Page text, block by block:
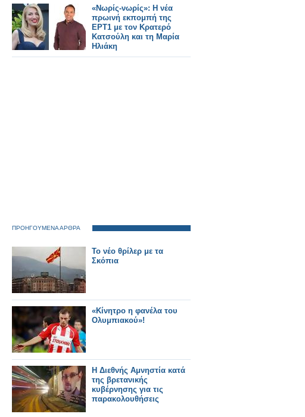
«Νωρίς-νωρίς»: Η νέα
πρωινή εκπομπή της
ΕΡΤ1 με τον Κρατερό
Κατσούλη και τη Μαρία
Ηλιάκη
ΠΡΟΗΓΟΥΜΕΝΑ ΑΡΘΡΑ
Το νέο θρίλερ με τα
Σκόπια
«Κίνητρο η φανέλα του
Ολυμπιακού»!
Η Διεθνής Αμνηστία κατά
της βρετανικής
κυβέρνησης για τις
παρακολουθήσεις